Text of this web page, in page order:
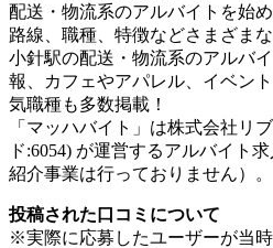
配送・物流系のアルバイトを始
路線、職種、特徴などさまざま
小針駅の配送・物流系のアルバ
報、カフェやアパレル、イベン
気職種も多数掲載！
「マッハバイト」は株式会社リ
ド:6054) が運営するアルバイト
紹介事業は行っておりません）。
投稿された口コミについて
※実際に応募したユーザーが当